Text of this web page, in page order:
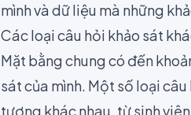
mình và dữ liệu mà những
Các loại câu hỏi khảo sát
Mặt bằng chung có đến
sátcủa mình. Một số loại
tượng khác nhau, từ sinh